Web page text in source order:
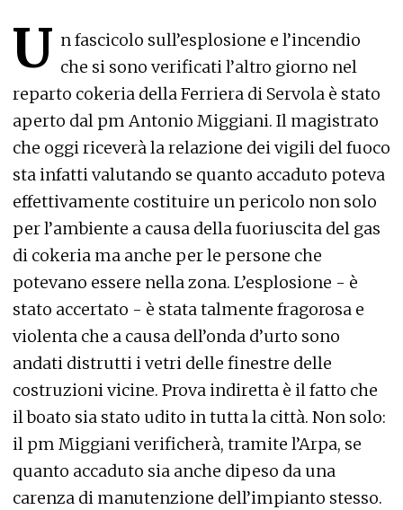
U n fascicolo sull’esplosione e l’incendio
che si sono verificati l’altro giorno nel
reparto cokeria della Ferriera di Servola è stato
aperto dal pm Antonio Miggiani. Il magistrato
che oggi riceverà la relazione dei vigili del fuoco
sta infatti valutando se quanto accaduto poteva
effettivamente costituire un pericolo non solo
per l’ambiente a causa della fuoriuscita del gas
di cokeria ma anche per le persone che
potevano essere nella zona. L’esplosione - è
stato accertato - è stata talmente fragorosa e
violenta che a causa dell’onda d’urto sono
andati distrutti i vetri delle finestre delle
costruzioni vicine. Prova indiretta è il fatto che
il boato sia stato udito in tutta la città. Non solo:
il pm Miggiani verificherà, tramite l’Arpa, se
quanto accaduto sia anche dipeso da una
carenza di manutenzione dell’impianto stesso.